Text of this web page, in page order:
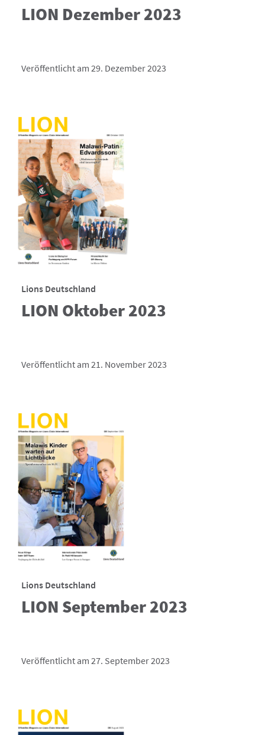
LION Dezember 2023
Veröffentlicht am 29. Dezember 2023
Lions Deutschland
LION Oktober 2023
Veröffentlicht am 21. November 2023
Lions Deutschland
LION September 2023
Veröffentlicht am 27. September 2023